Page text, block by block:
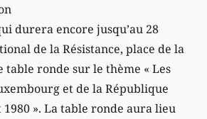
durera encore jusqu’au 28
de la Résistance, place de la
table ronde sur le thème « Les
et de la République
». La table ronde aura lieu